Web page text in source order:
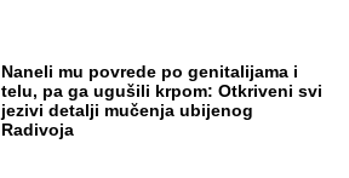
Naneli mu povrede po genitalijama i
telu, pa ga ugušili krpom: Otkriveni svi
jezivi detalji mučenja ubijenog
Radivoja